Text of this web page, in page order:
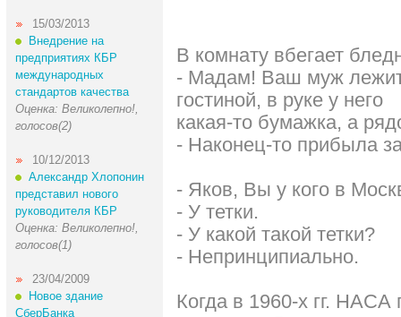
15/03/2013
Внедрение на
предприятиях КБР
международных
стандартов качества
Оценка: Великолепно!,
голосов(2)
10/12/2013
Александр Хлопонин
представил нового
руководителя КБР
Оценка: Великолепно!,
голосов(1)
23/04/2009
Новое здание
СберБанка
В комнату вбегает
- Мадам! Ваш муж
гостиной, в руке у него
какая-то бумажка, а
- Наконец-то прибыла
- Яков, Вы у кого в
- У тетки.
- У какой такой тетки?
- Непринципиально.
Когда в 1960-х гг. НАСА